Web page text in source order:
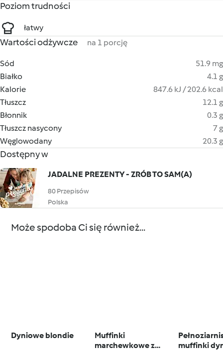
Poziom trudności
łatwy
Wartości odżywcze na 1 porcję
Sód
51.9 mg
Białko
4.1 g
Kalorie
847.6 kJ / 202.6 kcal
Tłuszcz
12.1 g
Błonnik
0.3 g
Tłuszcz nasycony
7 g
Węglowodany
20.3 g
Dostępny w
JADALNE PREZENTY - ZRÓB TO SAM(A)
80 Przepisów
Polska
Może spodoba Ci się również...
Dyniowe blondie
Muffinki
marchewkowe z
muffinki